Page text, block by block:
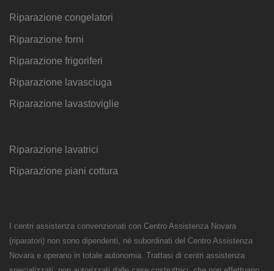
Riparazione congelatori
Riparazione forni
Riparazione frigoriferi
Riparazione lavasciuga
Riparazione lavastoviglie
Riparazione lavatrici
Riparazione piani cottura
I centri assistenza convenzionati con Centro Assistenza Novara
(riparatori) non sono dipendenti, né subordinati del Centro Assistenza
Novara e operano in totale autonomia. Trattasi di centri assistenza